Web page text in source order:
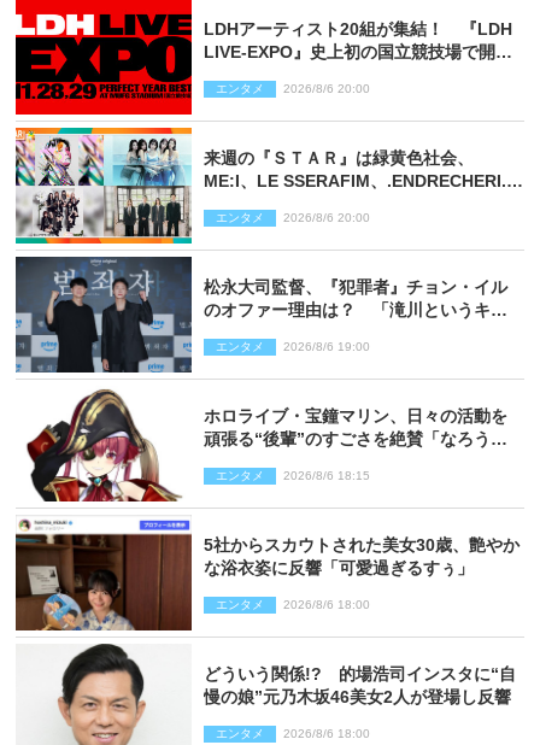
LDHアーティスト20組が集結！ 『LDH
LIVE‐EXPO』史上初の国立競技場で開催
エンタメ 2026/8/6 20:00
来週の『ＳＴＡＲ』は緑黄色社会、
ME:I、LE SSERAFIM、.ENDRECHERI.が
エンタメ 2026/8/6 20:00
松永大司監督、『犯罪者』チョン・イル
のオファー理由は？ 「滝川というキャ
かった」
エンタメ 2026/8/6 19:00
ホロライブ・宝鐘マリン、日々の活動を
頑張る“後輩”のすごさを絶賛「なろう系
エンタメ 2026/8/6 18:15
5社からスカウトされた美女30歳、艶やか
な浴衣姿に反響「可愛過ぎるすぅ」
エンタメ 2026/8/6 18:00
どういう関係!? 的場浩司インスタに“自
慢の娘”元乃木坂46美女2人が登場し反響
エンタメ 2026/8/6 18:00